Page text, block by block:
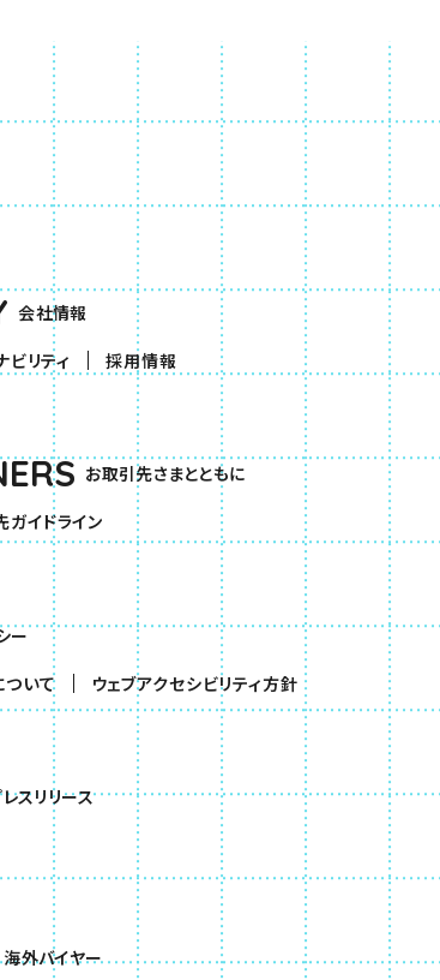
会社情報
ビリティ 採用情報
お取引先さまとともに
ガイドライン
ー
いて ウェブアクセシビリティ方針
スリリース
海外バイヤー